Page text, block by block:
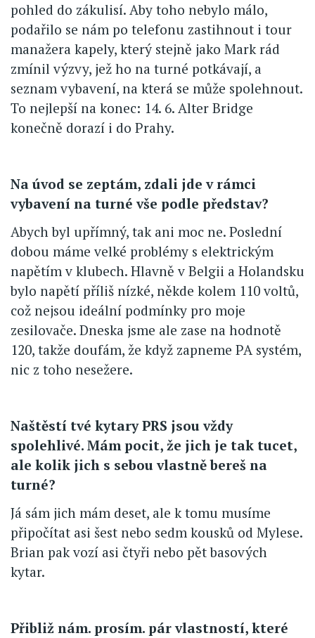
pohled do zákulisí. Aby toho nebylo málo,
podařilo se nám po telefonu zastihnout i tour
manažera kapely, který stejně jako Mark rád
zmínil výzvy, jež ho na turné potkávají, a
seznam vybavení, na která se může spolehnout.
To nejlepší na konec: 14. 6. Alter Bridge
konečně dorazí i do Prahy.
Na úvod se zeptám, zdali jde v rámci
vybavení na turné vše podle představ?
Abych byl upřímný, tak ani moc ne. Poslední
dobou máme velké problémy s elektrickým
napětím v klubech. Hlavně v Belgii a Holandsku
bylo napětí příliš nízké, někde kolem 110 voltů,
což nejsou ideální podmínky pro moje
zesilovače. Dneska jsme ale zase na hodnotě
120, takže doufám, že když zapneme PA systém,
nic z toho nesežere.
Naštěstí tvé kytary PRS jsou vždy
spolehlivé. Mám pocit, že jich je tak tucet,
ale kolik jich s sebou vlastně bereš na
turné?
Já sám jich mám deset, ale k tomu musíme
připočítat asi šest nebo sedm kousků od Mylese.
Brian pak vozí asi čtyři nebo pět basových
kytar.
Přibliž nám. prosím. pár vlastností, které